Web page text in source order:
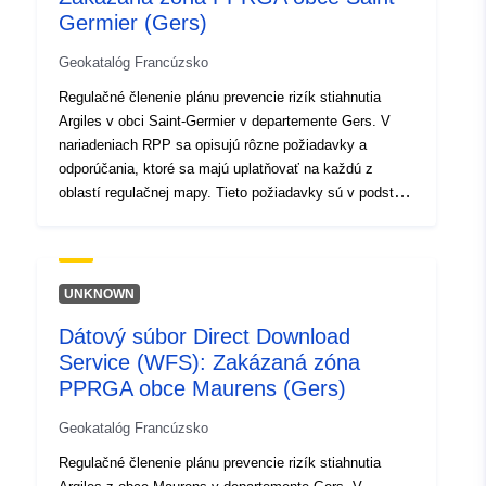
Schválený RPP je vecné zabezpečenie verejných
Germier (Gers)
Geokatalóg Francúzsko
Regulačné členenie plánu prevencie rizík stiahnutia
Argiles v obci Saint-Germier v departemente Gers. V
nariadeniach RPP sa opisujú rôzne požiadavky a
odporúčania, ktoré sa majú uplatňovať na každú z
oblastí regulačnej mapy. Tieto požiadavky sú v podstate
vzťahujú aj na existujúce stavby. V závislosti od typu
konštrukcie (existujúce alebo budúce), niektoré z týchto
Schválený RPP je vecné zabezpečenie verejných
služieb a je vymáhateľné voči tretím stranám.
UNKNOWN
Dátový súbor Direct Download
Service (WFS): Zakázaná zóna
PPRGA obce Maurens (Gers)
Geokatalóg Francúzsko
Regulačné členenie plánu prevencie rizík stiahnutia